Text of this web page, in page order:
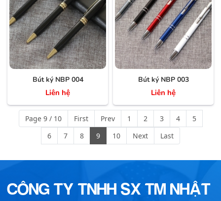
Bút ký NBP 004
Liên hệ
Bút ký NBP 003
Liên hệ
Page 9 / 10 First Prev 1 2 3 4
5
6
7 8 9 10 Next Last
CÔNG TY TNHH SX TM NHẬT